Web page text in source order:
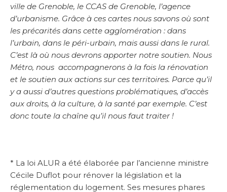
ville de Grenoble, le CCAS de Grenoble, l’agence
d’urbanisme. Grâce à ces cartes nous savons où sont
les précarités dans cette agglomération : dans
l’urbain, dans le péri-urbain, mais aussi dans le rural.
C’est là où nous devrons apporter notre soutien. Nous
Métro, nous accompagnerons à la fois la rénovation
et le soutien aux actions sur ces territoires. Parce qu’il
y a aussi d’autres questions problématiques, d’accès
aux droits, à la culture, à la santé par exemple. C’est
donc toute la chaîne qu’il nous faut traiter !
* La loi ALUR a été élaborée par l’ancienne ministre
Cécile Duflot pour rénover la législation et la
réglementation du logement. Ses mesures phares